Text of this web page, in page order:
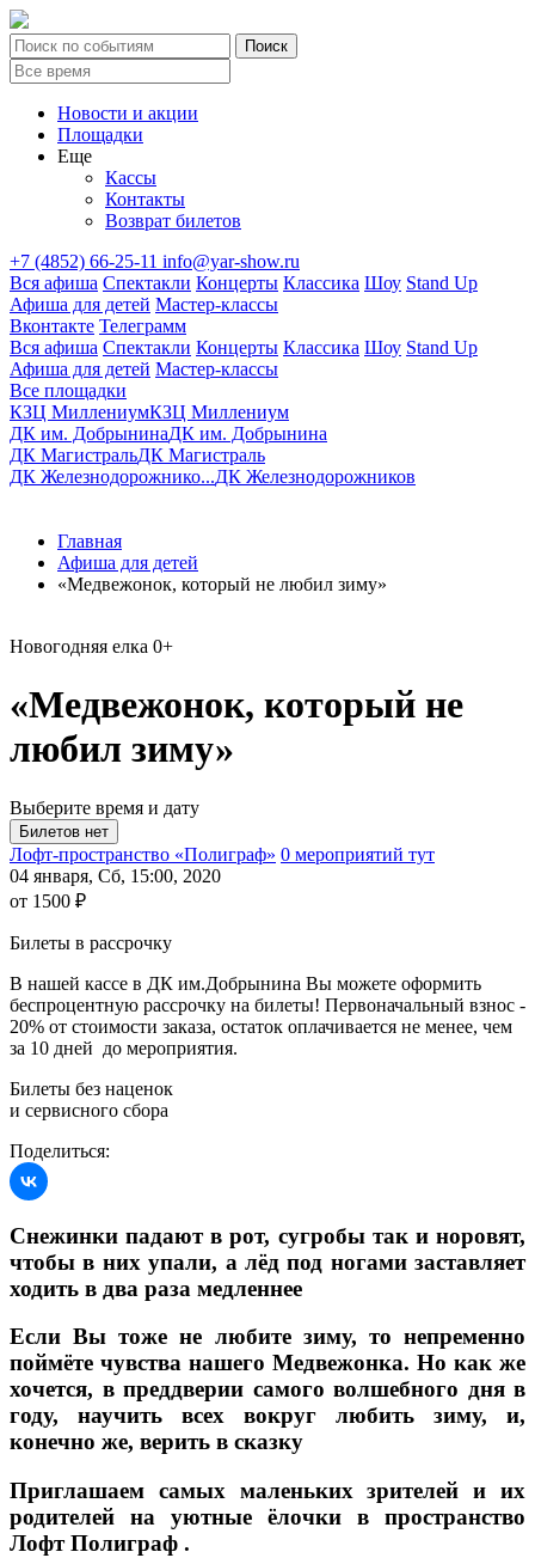
Новости и акции
Площадки
Еще
Кассы
Контакты
Возврат билетов
+7 (4852) 66-25-11 info@yar-show.ru
Вся афиша Спектакли Концерты Классика Шоу Stand Up
Афиша для детей Мастер-классы
Вконтакте Телеграмм
Вся афиша Спектакли Концерты Классика Шоу Stand Up
Афиша для детей Мастер-классы
Все площадки
КЗЦ МиллениумКЗЦ Миллениум
ДК им. ДобрынинаДК им. Добрынина
ДК МагистральДК Магистраль
ДК Железнодорожнико...ДК Железнодорожников
Главная
Афиша для детей
«Медвежонок, который не любил зиму»
Новогодняя елка 0+
«Медвежонок, который не
любил зиму»
Выберите время и дату
Лофт-пространство «Полиграф» 0 мероприятий тут
04 января, Сб, 15:00, 2020
от 1500 ₽
Билеты в рассрочку
В нашей кассе в ДК им.Добрынина Вы можете оформить
беспроцентную рассрочку на билеты! Первоначальный взнос -
20% от стоимости заказа, остаток оплачивается не менее, чем
за 10 дней до мероприятия.
Билеты без наценок
и сервисного сбора
Поделиться:
Снежинки падают в рот, сугробы так и норовят,
чтобы в них упали, а лёд под ногами заставляет
ходить в два раза медленнее
Если Вы тоже не любите зиму, то непременно
поймёте чувства нашего Медвежонка. Но как же
хочется, в преддверии самого волшебного дня в
году, научить всех вокруг любить зиму, и,
конечно же, верить в сказку
Приглашаем самых маленьких зрителей и их
родителей на уютные ёлочки в пространство
Лофт Полиграф .